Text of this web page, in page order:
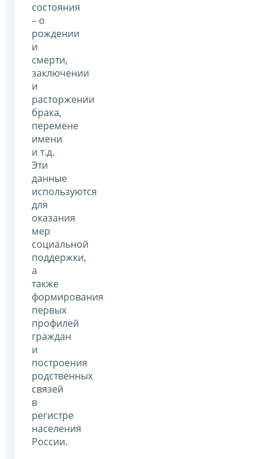
состояния
– о
рождении
и
смерти,
заключении
и
расторжении
брака,
перемене
имени
и т.д.
Эти
данные
используются
для
оказания
мер
социальной
поддержки,
а
также
формирования
первых
профилей
граждан
и
построения
родственных
связей
в
регистре
населения
России.